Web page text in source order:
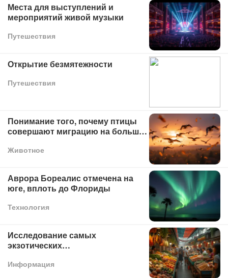
Места для выступлений и
мероприятий живой музыки
Путешествия
Открытие безмятежности
Путешествия
Понимание того, почему птицы
совершают миграцию на большие
Животное
Аврора Бореалис отмечена на
юге, вплоть до Флориды
Технология
Исследование самых
экзотических
мире
Информация